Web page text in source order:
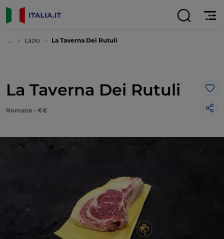
... Lazio La Taverna Dei Rutuli
La Taverna Dei Rutuli
Romana - €€